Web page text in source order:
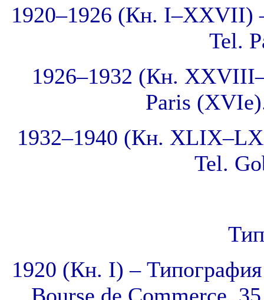
1920–1926 (Кн. I–XXVII)
Tel.
1926–1932 (Кн.
Paris
1932–1940 (Кн.
Tel.
1920 (Кн. I) –